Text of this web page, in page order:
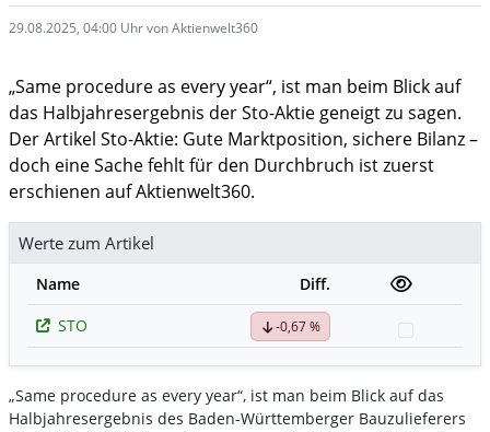
29.08.2025, 04:00 Uhr von Aktienwelt360
„Same procedure as every year“, ist man beim Blick auf
das Halbjahresergebnis der Sto-Aktie geneigt zu sagen.
Der Artikel Sto-Aktie: Gute Marktposition, sichere Bilanz –
doch eine Sache fehlt für den Durchbruch ist zuerst
erschienen auf Aktienwelt360.
Werte zum Artikel
Name
Diff.
STO
-0,67 %
„Same procedure as every year“, ist man beim Blick auf das
Halbjahresergebnis des Baden-Württemberger Bauzulieferers